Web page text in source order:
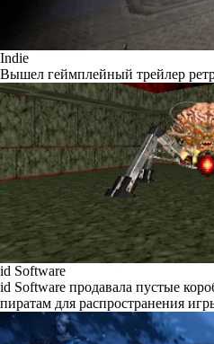
Indie
Вышел геймплейный трейлер
id Software
id Software продавала пустые
пиратам для распространения